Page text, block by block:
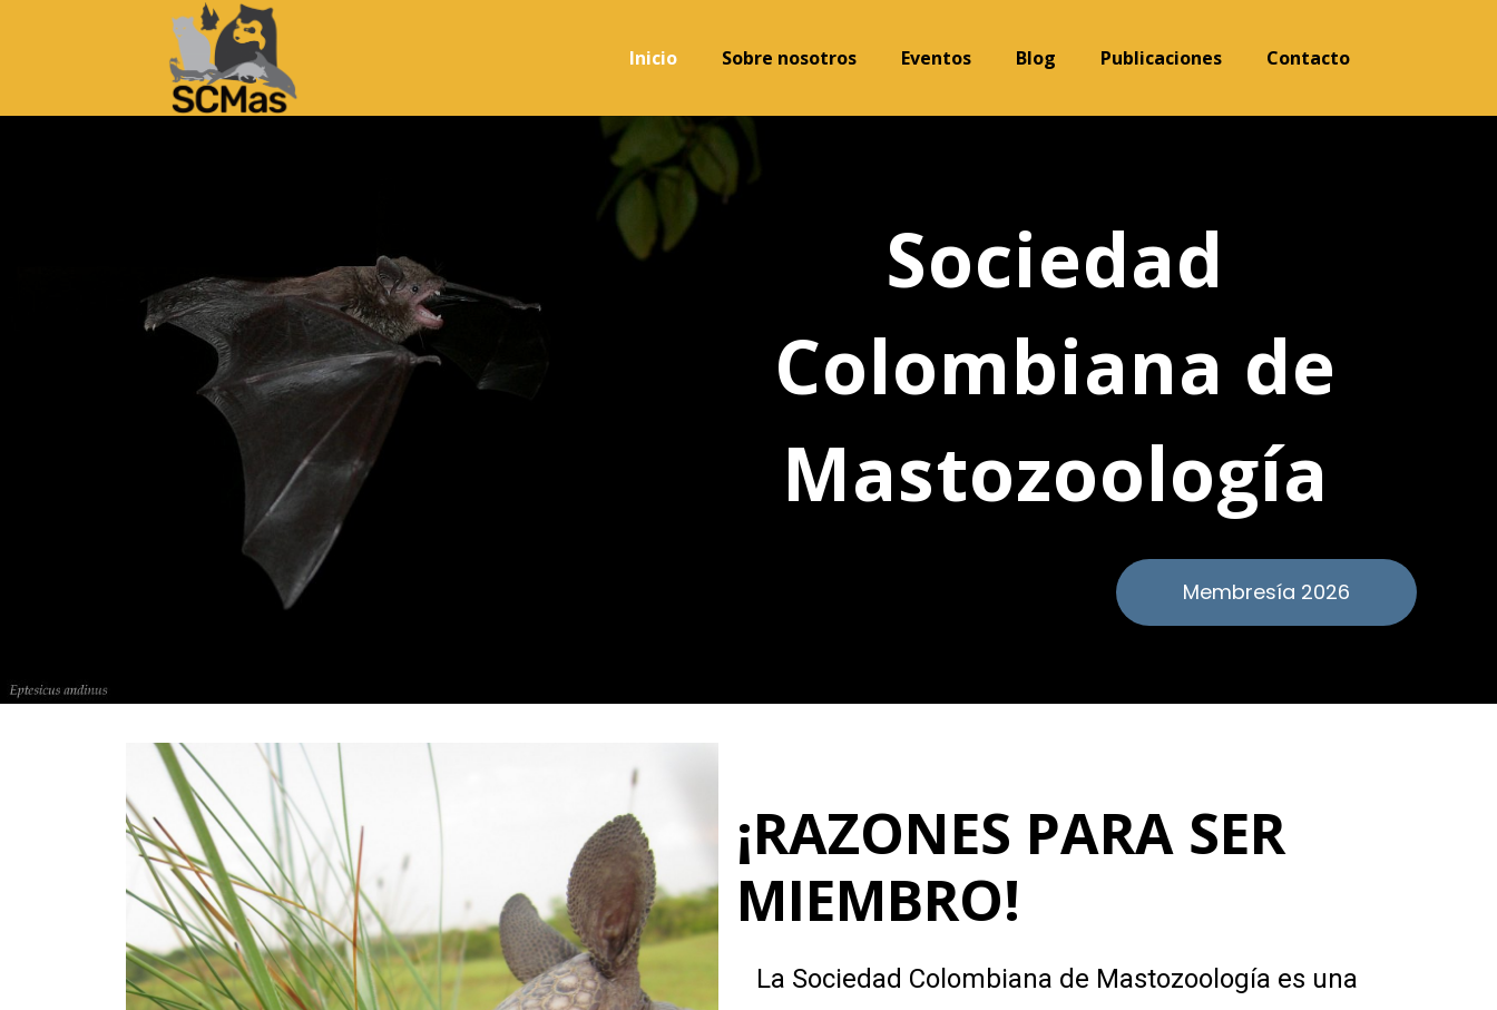
Inicio Sobre nosotros Eventos Blog Publicaciones Contacto
Sociedad
Colombiana de
Mastozoología
Membresía 2026
¡RAZONES PARA SER
MIEMBRO!
La Sociedad Colombiana de Mastozoología es una